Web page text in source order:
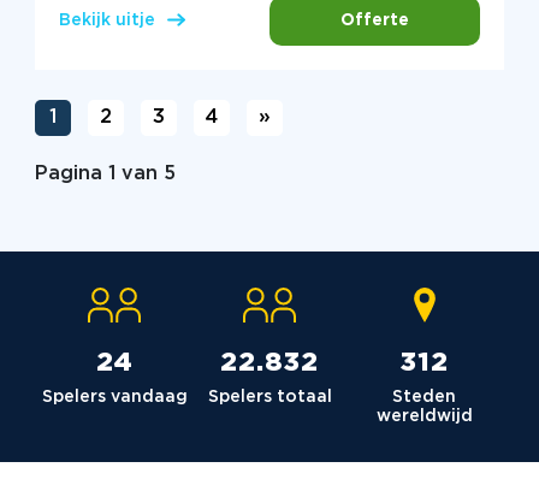
Bekijk uitje Offerte
1 2 3 4 »
Pagina 1 van 5
24
Spelers vandaag
23.036
Spelers totaal
315
Steden
wereldwijd